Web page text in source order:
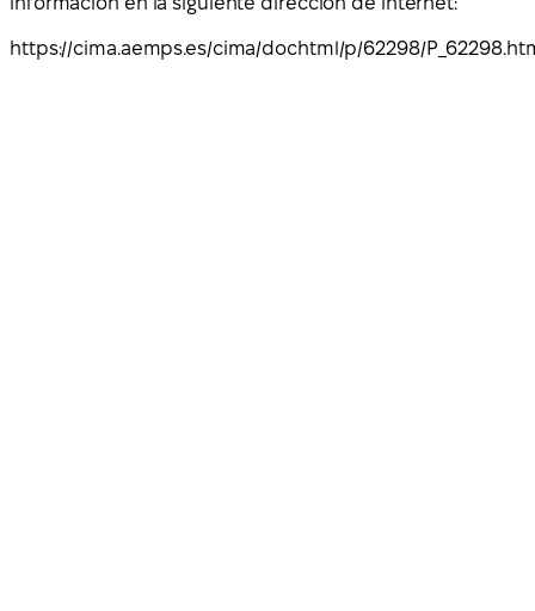
https://cima.aemps.es/cima/dochtml/p/62298/